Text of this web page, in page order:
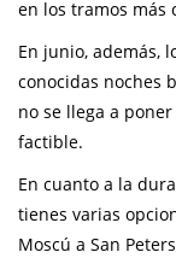
en los tramos más
En junio, además,
conocidas noches
no se llega a
factible.
En cuanto a la
tienes varias
Moscú a San